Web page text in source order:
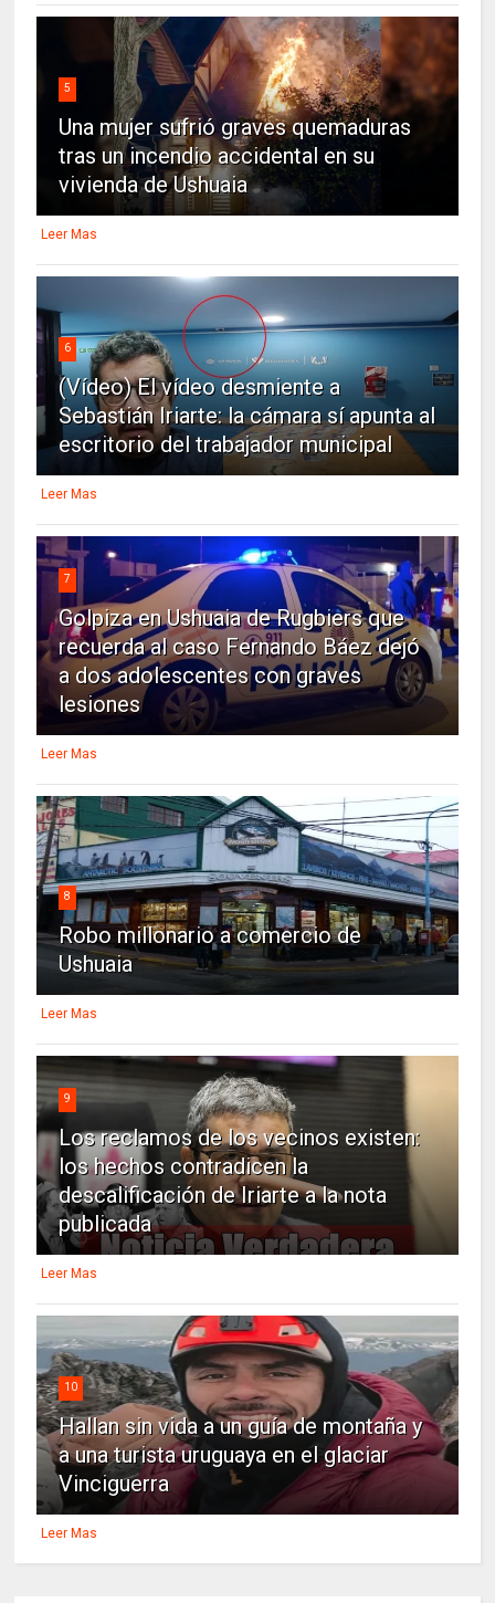
5
Una mujer sufrió graves quemaduras
tras un incendio accidental en su
vivienda de Ushuaia
Leer Mas
6
(Vídeo) El vídeo desmiente a
Sebastián Iriarte: la cámara sí apunta al
escritorio del trabajador municipal
Leer Mas
7
Golpiza en Ushuaia de Rugbiers que
recuerda al caso Fernando Báez dejó
a dos adolescentes con graves
lesiones
Leer Mas
8
Robo millonario a comercio de
Ushuaia
Leer Mas
9
Los reclamos de los vecinos existen:
los hechos contradicen la
descalificación de Iriarte a la nota
publicada
Leer Mas
10
Hallan sin vida a un guía de montaña y
a una turista uruguaya en el glaciar
Vinciguerra
Leer Mas